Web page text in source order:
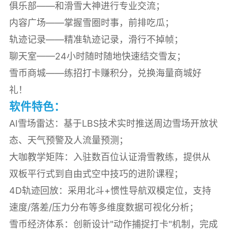
俱乐部——和滑雪大神进行专业交流；
内容广场——掌握雪圈时事，前排吃瓜；
轨迹记录——精准轨迹记录，滑行不掉帧；
聊天室——24小时随时随地快速结交雪友；
雪币商城——练招打卡赚积分，兑换海量商城好
礼！
软件特色：
AI雪场雷达：基于LBS技术实时推送周边雪场开放状
态、天气预警及人流量预测；
大咖教学矩阵：入驻数百位认证滑雪教练，提供从
双板平行式到自由式空中技巧的进阶课程；
4D轨迹回放：采用北斗+惯性导航双模定位，支持
速度/落差/压力分布等多维度数据可视化分析；
雪币经济体系：创新设计"动作捕捉打卡"机制，完成